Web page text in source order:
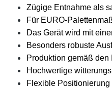
Zügige Entnahme als
Für EURO-
Das Gerät wird mit
Besonders robuste
Produktion gemäß
Hochwertige
Flexible